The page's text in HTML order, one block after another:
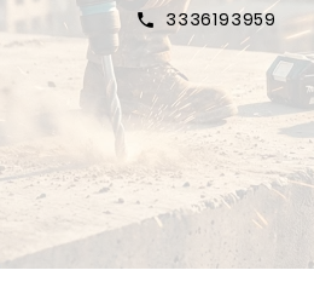
call 3336193959